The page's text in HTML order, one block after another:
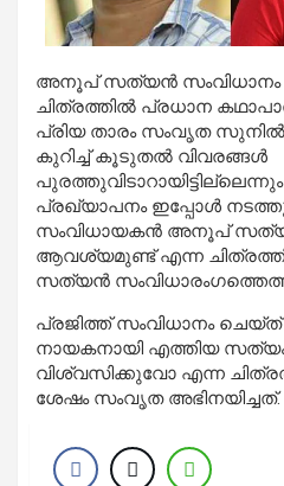
അനൂപ് സത്യന്‍
ചിത്രത്തില്‍ പ്രധാന
പ്രിയ താരം സംവൃത
കുറിച്ച് കൂടുതല്‍ വിവരങ്ങള്‍
പ്രഖ്യാപനം ഇപ്പോള്‍
സംവിധായകന്‍ അനൂപ്
ആവശ്യമുണ്ട് എന്ന
സത്യന്‍
പ്രജിത്ത് സംവിധാനം
നായകനായി എത്തിയ
വിശ്വസിക്കുവോ എന്ന
ശേഷം സംവൃത അഭിനയിച്ചത്.